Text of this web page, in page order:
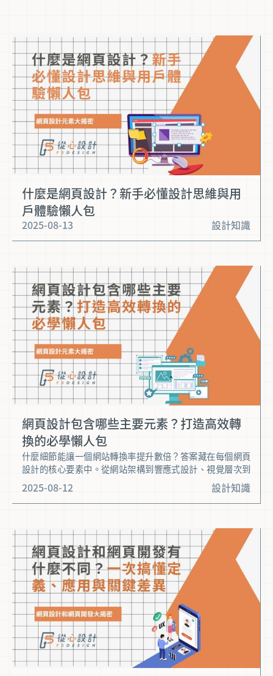
什麼是網頁設計？新手必懂設計思維與用
戶體驗懶人包
2025-08-13 設計知識
網頁設計包含哪些主要元素？打造高效轉
換的必學懶人包
什麼細節能讓一個網站轉換率提升數倍？答案藏在每個網頁
設計的核心要素中。從網站架構到響應式設計、視覺層次到
SEO友好度，少了哪一環都可能讓訪客悄悄流失。 本篇懶人
包將拆解「網頁設計包含哪些主要元素？」這個關鍵問題，
帶你精準掌握打造高效網站的必備攻略。讓我們深入看看，
2025-08-12 設計知識